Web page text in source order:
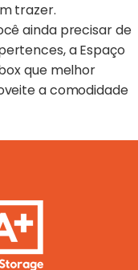
trazer.
ainda precisar de
a Espaço
que melhor
a comodidade